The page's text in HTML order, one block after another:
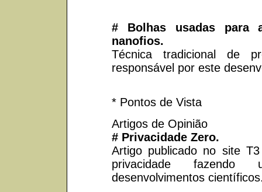
# Bolhas usadas para
nanofios.
Técnica tradicional de
responsável por este
* Pontos de Vista
Artigos de Opinião
# Privacidade Zero.
Artigo publicado no site
privacidade
desenvolvimentos